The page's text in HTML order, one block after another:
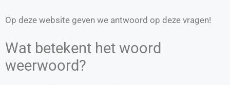
Op deze website geven we antwoord op deze vragen!
Wat betekent het woord
weerwoord?